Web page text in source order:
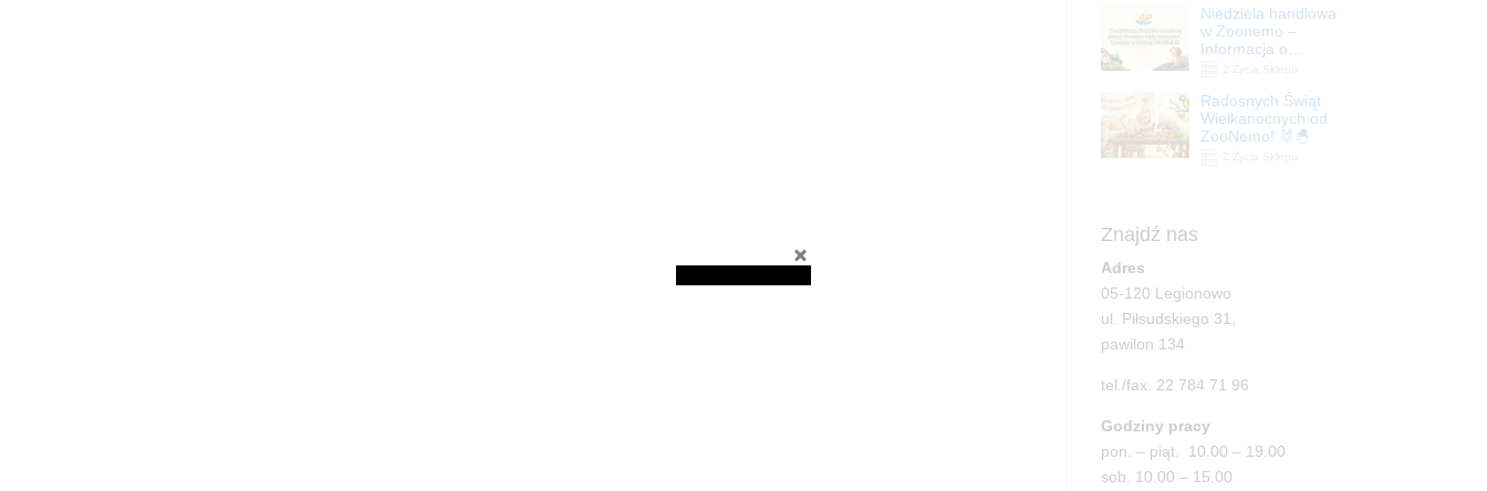
| ZooNemo
Niedziela handlowa
w Zoonemo –
Informacja o
Radosnych Świąt
Wielkanocnych od
ZooNemo! 🐰🐣
Znajdź nas
Adres
05-120 Legionowo
ul. Piłsudskiego 31,
pawilon 134
tel./fax. 22 784 71 96
Godziny pracy
pon. – piąt. 10.00 – 19.00
sob. 10.00 – 15.00